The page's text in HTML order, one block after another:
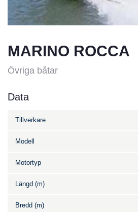
MARINO ROCCA
Övriga båtar
Data
Tillverkare
Modell
Motortyp
Längd (m)
Bredd (m)